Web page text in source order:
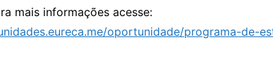
mais informações acesse:
oportunidade/programa-de-